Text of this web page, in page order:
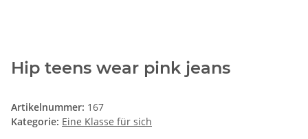
Hip teens wear pink jeans
Artikelnummer: 167
Kategorie: Eine Klasse für sich